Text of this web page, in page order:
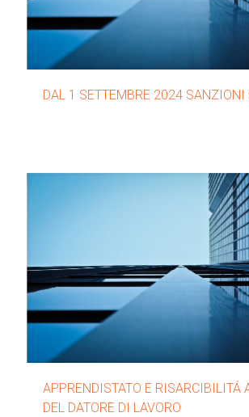
DAL 1 SETTEMBRE 2024 SANZIONI
APPRENDISTATO E RISARCIBILITÁ
DEL DATORE DI LAVORO